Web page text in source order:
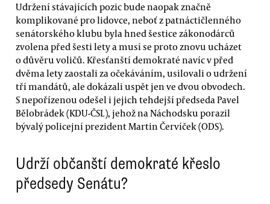
Udržení stávajících pozic bude naopak značně
komplikované pro lidovce, neboť z patnáctičlenného
senátorského klubu byla hned šestice zákonodárců
zvolena před šesti lety a musí se proto znovu ucházet
o důvěru voličů. Křesťanští demokraté navíc v před
dvěma lety zaostali za očekáváním, usilovali o udržení
tří mandátů, ale dokázali uspět jen ve dvou obvodech.
S nepořízenou odešel i jejich tehdejší předseda Pavel
Bělobrádek (KDU-ČSL), jehož na Náchodsku porazil
bývalý policejní prezident Martin Červíček (ODS).
Udrží občanští demokraté křeslo
předsedy Senátu?